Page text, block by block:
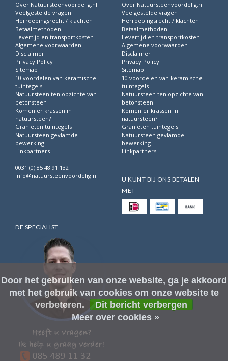
Over Natuursteenvoordelig.nl
Veelgestelde vragen
Herroepingsrecht / klachten
Betaalmethoden
Levertijd en transportkosten
Algemene voorwaarden
Disclaimer
Privacy Policy
Sitemap
10 voordelen van keramische
tuintegels
Natuursteen ten opzichte van
betonsteen
Komen er krassen in
natuursteen?
Granieten tuintegels
Natuursteen gevlamde
bewerking
Linkpartners
0031 (0) 85 48 91 132
info@natuursteenvoordelig.nl
Over Natuursteenvoordelig.nl
Veelgestelde vragen
Herroepingsrecht / klachten
Betaalmethoden
Levertijd en transportkosten
Algemene voorwaarden
Disclaimer
Privacy Policy
Sitemap
10 voordelen van keramische
tuintegels
Natuursteen ten opzichte van
betonsteen
Komen er krassen in
natuursteen?
Granieten tuintegels
Natuursteen gevlamde
bewerking
Linkpartners
U KUNT BIJ ONS BETALEN
MET
DE SPECIALIST
Door het gebruiken van onze website, ga je akkoord
met het gebruik van cookies om onze website te
verbeteren.
Dit bericht verbergen
Meer over cookies »